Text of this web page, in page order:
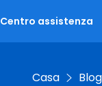
Centro assistenza
Casa Blog